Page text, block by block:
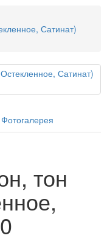
Сатинат)
Фотогалерея
тон